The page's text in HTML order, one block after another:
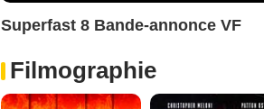
Superfast 8 Bande-annonce VF
Filmographie